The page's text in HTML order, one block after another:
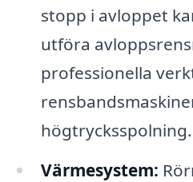
stopp i avloppet
utföra
professionella
högtrycksspolning.
Värmesystem: